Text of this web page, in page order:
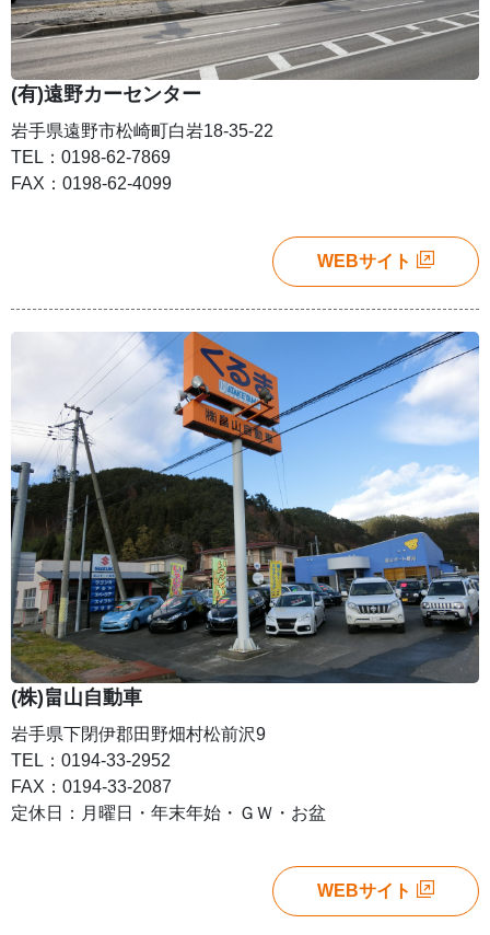
(有)遠野カーセンター
岩手県遠野市松崎町白岩18-35-22
TEL：0198-62-7869
FAX：0198-62-4099
WEBサイト
(株)畠山自動車
岩手県下閉伊郡田野畑村松前沢9
TEL：0194-33-2952
FAX：0194-33-2087
定休日：月曜日・年末年始・ＧＷ・お盆
WEBサイト